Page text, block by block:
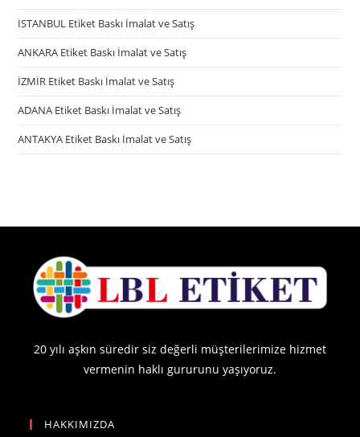
İSTANBUL Etiket Baskı İmalat ve Satış
ANKARA Etiket Baskı İmalat ve Satış
İZMİR Etiket Baskı İmalat ve Satış
ADANA Etiket Baskı İmalat ve Satış
ANTAKYA Etiket Baskı İmalat ve Satış
20 yılı aşkın süredir siz değerli müşterilerimize hizmet
vermenin haklı gururunu yaşıyoruz.
HAKKIMIZDA